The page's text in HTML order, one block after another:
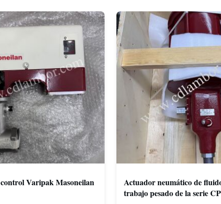
Varipak Masoneilan
Actuador neumático de
trabajo pesado de la serie